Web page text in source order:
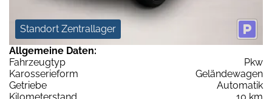
Standort Zentrallager
Allgemeine Daten:
Fahrzeugtyp
Pkw
Karosserieform
Geländewagen
Getriebe
Automatik